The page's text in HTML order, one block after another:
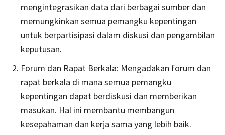
mengintegrasikan data dari berbagai sumber dan
memungkinkan semua pemangku kepentingan
untuk berpartisipasi dalam diskusi dan pengambilan
keputusan.
Forum dan Rapat Berkala: Mengadakan forum dan
rapat berkala di mana semua pemangku
kepentingan dapat berdiskusi dan memberikan
masukan. Hal ini membantu membangun
kesepahaman dan kerja sama yang lebih baik.